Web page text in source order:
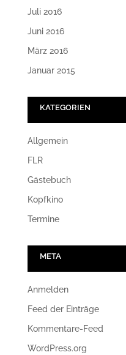
Juli 2016
Juni 2016
März 2016
Januar 2015
KATEGORIEN
Allgemein
FLR
Gästebuch
Kopfkino
Termine
META
Anmelden
Feed der Einträge
Kommentare-Feed
WordPress.org